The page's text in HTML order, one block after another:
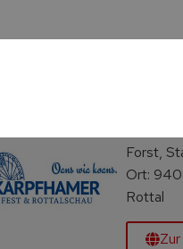
Forst,
Ort:
Rottal